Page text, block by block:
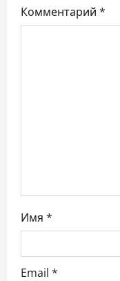
м
Комментарий *
Имя *
Email *